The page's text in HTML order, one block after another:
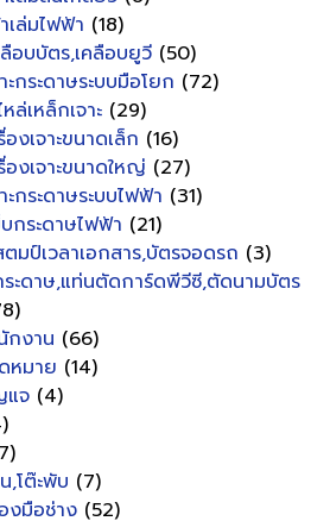
เล่มไฟฟ้า (18)
ลือบบัตร,เคลือบยูวี (50)
ะกระดาษระบบมือโยก (72)
หล่เหล็กเจาะ (29)
องเจาะขนาดเล็ก (16)
องเจาะขนาดใหญ่ (27)
ะกระดาษระบบไฟฟ้า (31)
กระดาษไฟฟ้า (21)
ตมป์เวลาเอกสาร,บัตรจอดรถ (3)
ะดาษ,แท่นตัดการ์ดพีวีซี,ตัดนามบัตร
กงาน (66)
หมาย (14)
แจ (4)
,โต๊ะพับ (7)
งมือช่าง (52)